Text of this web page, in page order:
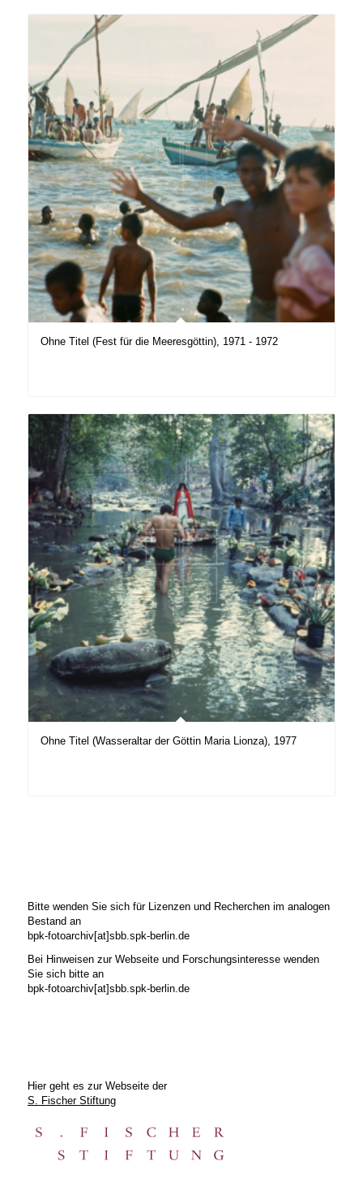
Ohne Titel (Fest für die Meeresgöttin), 1971 - 1972
Ohne Titel (Wasseraltar der Göttin Maria Lionza), 1977
Bitte wenden Sie sich für Lizenzen und Recherchen im analogen
Bestand an
bpk-fotoarchiv[at]sbb.spk-berlin.de
Bei Hinweisen zur Webseite und Forschungsinteresse wenden
Sie sich bitte an
bpk-fotoarchiv[at]sbb.spk-berlin.de
Hier geht es zur Webseite der
S. Fischer Stiftung